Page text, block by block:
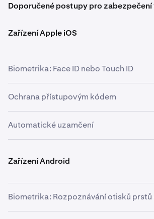
Doporučené postupy pro zabezpečení
Zařízení Apple iOS
Biometrika: Face ID nebo Touch ID
Povolte Face ID nebo Touch ID, v
kterou funkci vaše zařízení podporuje.
2 Nastavte Face ID
Ochrana přístupovým kódem
1 Přejděte doNastavení
ID & kód.
Zvolte silný alfanumerický
se používání snadno
Automatické uzamčení
Přejděte do Nastavení
Automatické uzamčení.
2 Nastavte krátkou dobu
Zařízení Android
Biometrika: Rozpoznávání otisků prstů